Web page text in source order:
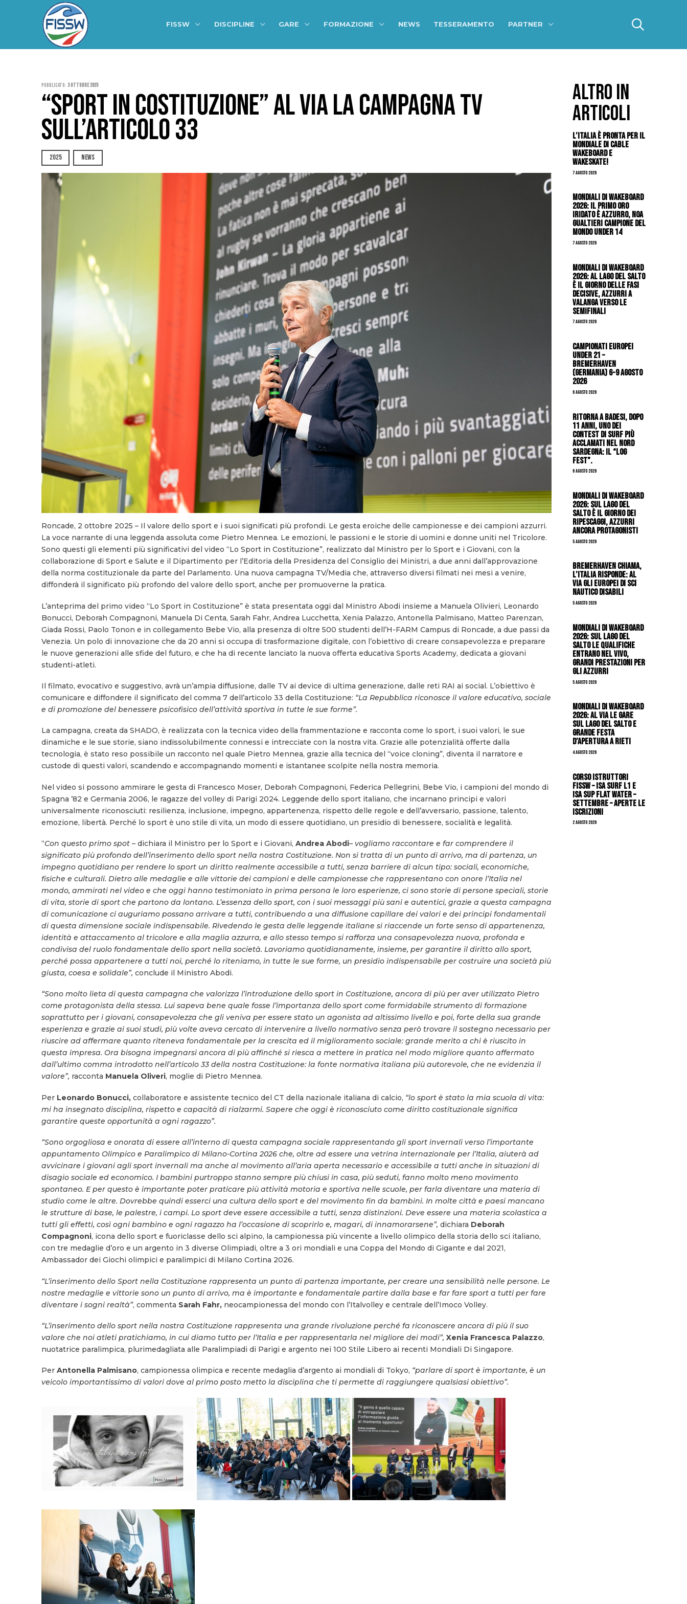
FISSW DISCIPLINE GARE FORMAZIONE NEWS TESSERAMENTO PARTNER
Pubblicato: 3 Ottobre 2025
“SPORT IN COSTITUZIONE” AL VIA LA CAMPAGNA TV
SULL’ARTICOLO 33
2025 NEWS
Roncade, 2 ottobre 2025 – Il valore dello sport e i suoi significati più profondi. Le gesta eroiche delle campionesse e dei campioni azzurri.
La voce narrante di una leggenda assoluta come Pietro Mennea. Le emozioni, le passioni e le storie di uomini e donne uniti nel Tricolore.
Sono questi gli elementi più significativi del video “Lo Sport in Costituzione”, realizzato dal Ministro per lo Sport e i Giovani, con la
collaborazione di Sport e Salute e il Dipartimento per l’Editoria della Presidenza del Consiglio dei Ministri, a due anni dall’approvazione
della norma costituzionale da parte del Parlamento. Una nuova campagna TV/Media che, attraverso diversi filmati nei mesi a venire,
diffonderà il significato più profondo del valore dello sport, anche per promuoverne la pratica.
L’anteprima del primo video “Lo Sport in Costituzione” è stata presentata oggi dal Ministro Abodi insieme a Manuela Olivieri, Leonardo
Bonucci, Deborah Compagnoni, Manuela Di Centa, Sarah Fahr, Andrea Lucchetta, Xenia Palazzo, Antonella Palmisano, Matteo Parenzan,
Giada Rossi, Paolo Tonon e in collegamento Bebe Vio, alla presenza di oltre 500 studenti dell’H-FARM Campus di Roncade, a due passi da
Venezia. Un polo di innovazione che da 20 anni si occupa di trasformazione digitale, con l’obiettivo di creare consapevolezza e preparare
le nuove generazioni alle sfide del futuro, e che ha di recente lanciato la nuova offerta educativa Sports Academy, dedicata a giovani
studenti-atleti.
Il filmato, evocativo e suggestivo, avrà un’ampia diffusione, dalle TV ai device di ultima generazione, dalle reti RAI ai social. L’obiettivo è
comunicare e diffondere il significato del comma 7 dell’articolo 33 della Costituzione: “La Repubblica riconosce il valore educativo, sociale
e di promozione del benessere psicofisico dell’attività sportiva in tutte le sue forme”.
La campagna, creata da SHADO, è realizzata con la tecnica video della frammentazione e racconta come lo sport, i suoi valori, le sue
dinamiche e le sue storie, siano indissolubilmente connessi e intrecciate con la nostra vita. Grazie alle potenzialità offerte dalla
tecnologia, è stato reso possibile un racconto nel quale Pietro Mennea, grazie alla tecnica del “voice cloning”, diventa il narratore e
custode di questi valori, scandendo e accompagnando momenti e istantanee scolpite nella nostra memoria.
Nel video si possono ammirare le gesta di Francesco Moser, Deborah Compagnoni, Federica Pellegrini, Bebe Vio, i campioni del mondo di
Spagna ’82 e Germania 2006, le ragazze del volley di Parigi 2024. Leggende dello sport italiano, che incarnano principi e valori
universalmente riconosciuti: resilienza, inclusione, impegno, appartenenza, rispetto delle regole e dell’avversario, passione, talento,
emozione, libertà. Perché lo sport è uno stile di vita, un modo di essere quotidiano, un presidio di benessere, socialità e legalità.
“Con questo primo spot – dichiara il Ministro per lo Sport e i Giovani, Andrea Abodi– vogliamo raccontare e far comprendere il
significato più profondo dell’inserimento dello sport nella nostra Costituzione. Non si tratta di un punto di arrivo, ma di partenza, un
impegno quotidiano per rendere lo sport un diritto realmente accessibile a tutti, senza barriere di alcun tipo: sociali, economiche,
fisiche e culturali. Dietro alle medaglie e alle vittorie dei campioni e delle campionesse che rappresentano con onore l’Italia nel
mondo, ammirati nel video e che oggi hanno testimoniato in prima persona le loro esperienze, ci sono storie di persone speciali, storie
di vita, storie di sport che partono da lontano. L’essenza dello sport, con i suoi messaggi più sani e autentici, grazie a questa campagna
di comunicazione ci auguriamo possano arrivare a tutti, contribuendo a una diffusione capillare dei valori e dei principi fondamentali
di questa dimensione sociale indispensabile. Rivedendo le gesta delle leggende italiane si riaccende un forte senso di appartenenza,
identità e attaccamento al tricolore e alla maglia azzurra, e allo stesso tempo si rafforza una consapevolezza nuova, profonda e
condivisa del ruolo fondamentale dello sport nella società. Lavoriamo quotidianamente, insieme, per garantire il diritto allo sport,
perché possa appartenere a tutti noi, perché lo riteniamo, in tutte le sue forme, un presidio indispensabile per costruire una società più
giusta, coesa e solidale”, conclude il Ministro Abodi.
“Sono molto lieta di questa campagna che valorizza l’introduzione dello sport in Costituzione, ancora di più per aver utilizzato Pietro
come protagonista della stessa. Lui sapeva bene quale fosse l’importanza dello sport come formidabile strumento di formazione
soprattutto per i giovani, consapevolezza che gli veniva per essere stato un agonista ad altissimo livello e poi, forte della sua grande
esperienza e grazie ai suoi studi, più volte aveva cercato di intervenire a livello normativo senza però trovare il sostegno necessario per
riuscire ad affermare quanto riteneva fondamentale per la crescita ed il miglioramento sociale: grande merito a chi è riuscito in
questa impresa. Ora bisogna impegnarsi ancora di più affinché si riesca a mettere in pratica nel modo migliore quanto affermato
dall’ultimo comma introdotto nell’articolo 33 della nostra Costituzione: la fonte normativa italiana più autorevole, che ne evidenzia il
valore”, racconta Manuela Oliveri, moglie di Pietro Mennea.
Per Leonardo Bonucci, collaboratore e assistente tecnico del CT della nazionale italiana di calcio, “lo sport è stato la mia scuola di vita:
mi ha insegnato disciplina, rispetto e capacità di rialzarmi. Sapere che oggi è riconosciuto come diritto costituzionale significa
garantire queste opportunità a ogni ragazzo”.
“Sono orgogliosa e onorata di essere all’interno di questa campagna sociale rappresentando gli sport invernali verso l’importante
appuntamento Olimpico e Paralimpico di Milano-Cortina 2026 che, oltre ad essere una vetrina internazionale per l’Italia, aiuterà ad
avvicinare i giovani agli sport invernali ma anche al movimento all’aria aperta necessario e accessibile a tutti anche in situazioni di
disagio sociale ed economico. I bambini purtroppo stanno sempre più chiusi in casa, più seduti, fanno molto meno movimento
spontaneo. E per questo è importante poter praticare più attività motoria e sportiva nelle scuole, per farla diventare una materia di
studio come le altre. Dovrebbe quindi esserci una cultura dello sport e del movimento fin da bambini. In molte città e paesi mancano
le strutture di base, le palestre, i campi. Lo sport deve essere accessibile a tutti, senza distinzioni. Deve essere una materia scolastica a
tutti gli effetti, così ogni bambino e ogni ragazzo ha l’occasione di scoprirlo e, magari, di innamorarsene”, dichiara Deborah
Compagnoni, icona dello sport e fuoriclasse dello sci alpino, la campionessa più vincente a livello olimpico della storia dello sci italiano,
con tre medaglie d’oro e un argento in 3 diverse Olimpiadi, oltre a 3 ori mondiali e una Coppa del Mondo di Gigante e dal 2021,
Ambassador dei Giochi olimpici e paralimpici di Milano Cortina 2026.
“L’inserimento dello Sport nella Costituzione rappresenta un punto di partenza importante, per creare una sensibilità nelle persone. Le
nostre medaglie e vittorie sono un punto di arrivo, ma è importante e fondamentale partire dalla base e far fare sport a tutti per fare
diventare i sogni realtà”, commenta Sarah Fahr, neocampionessa del mondo con l’Italvolley e centrale dell’Imoco Volley.
“L’inserimento dello sport nella nostra Costituzione rappresenta una grande rivoluzione perché fa riconoscere ancora di più il suo
valore che noi atleti pratichiamo, in cui diamo tutto per l’Italia e per rappresentarla nel migliore dei modi”, Xenia Francesca Palazzo,
nuotatrice paralimpica, plurimedagliata alle Paralimpiadi di Parigi e argento nei 100 Stile Libero ai recenti Mondiali Di Singapore.
Per Antonella Palmisano, campionessa olimpica e recente medaglia d’argento ai mondiali di Tokyo, “parlare di sport è importante, è un
veicolo importantissimo di valori dove al primo posto metto la disciplina che ti permette di raggiungere qualsiasi obiettivo”.
ALTRO IN
ARTICOLI
L’Italia è pronta per il
Mondiale di Cable
Wakeboard e
Wakeskate!
7 Agosto 2026
Mondiali di Wakeboard
2026: il primo oro
iridato è azzurro, Noa
Gualtieri campione del
mondo Under 14
7 Agosto 2026
Mondiali di Wakeboard
2026: al Lago del Salto
è il giorno delle fasi
decisive, azzurri a
valanga verso le
semifinali
7 Agosto 2026
Campionati Europei
Under 21 –
Bremerhaven
(Germania) 6-9 agosto
2026
6 Agosto 2026
Ritorna a Badesi, dopo
11 anni, uno dei
contest di surf più
acclamati nel nord
Sardegna: il “Log
Fest”.
6 Agosto 2026
Mondiali di Wakeboard
2026: sul Lago del
Salto è il giorno dei
ripescaggi, azzurri
ancora protagonisti
5 Agosto 2026
Bremerhaven chiama,
l’Italia risponde: al
via gli Europei di Sci
Nautico Disabili
5 Agosto 2026
Mondiali di Wakeboard
2026: sul Lago del
Salto le qualifiche
entrano nel vivo,
grandi prestazioni per
gli azzurri
5 Agosto 2026
Mondiali di Wakeboard
2026: al via le gare
sul Lago del Salto e
grande festa
d’apertura a Rieti
4 Agosto 2026
CORSO ISTRUTTORI
FISSW – ISA SURF L1 e
ISA SUP Flat Water –
SETTEMBRE – APERTE LE
ISCRIZIONI
2 Agosto 2026